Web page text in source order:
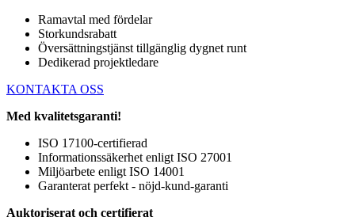
Ramavtal med fördelar
Storkundsrabatt
Översättningstjänst tillgänglig dygnet runt
Dedikerad projektledare
KONTAKTA OSS
Med kvalitetsgaranti!
ISO 17100-certifierad
Informationssäkerhet enligt ISO 27001
Miljöarbete enligt ISO 14001
Garanterat perfekt - nöjd-kund-garanti
Auktoriserat och certifierat